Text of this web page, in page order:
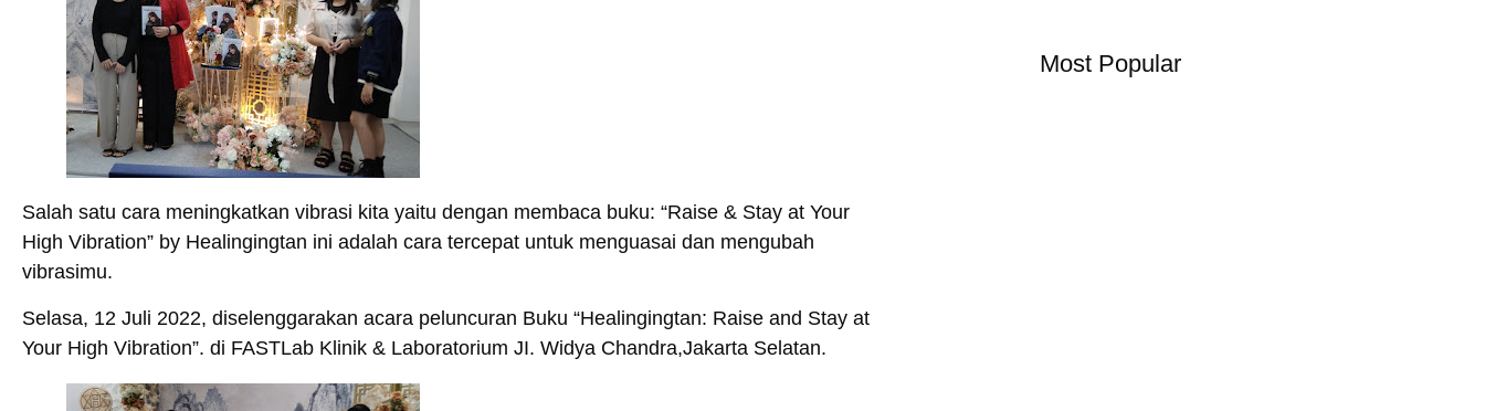
Salah satu cara meningkatkan vibrasi kita yaitu dengan membaca buku: “Raise & Stay at Your
High Vibration” by Healingingtan ini adalah cara tercepat untuk menguasai dan mengubah
vibrasimu.
Selasa, 12 Juli 2022, diselenggarakan acara peluncuran Buku “Healingingtan: Raise and Stay at
Your High Vibration”. di FASTLab Klinik & Laboratorium JI. Widya Chandra,Jakarta Selatan.
Most Popular